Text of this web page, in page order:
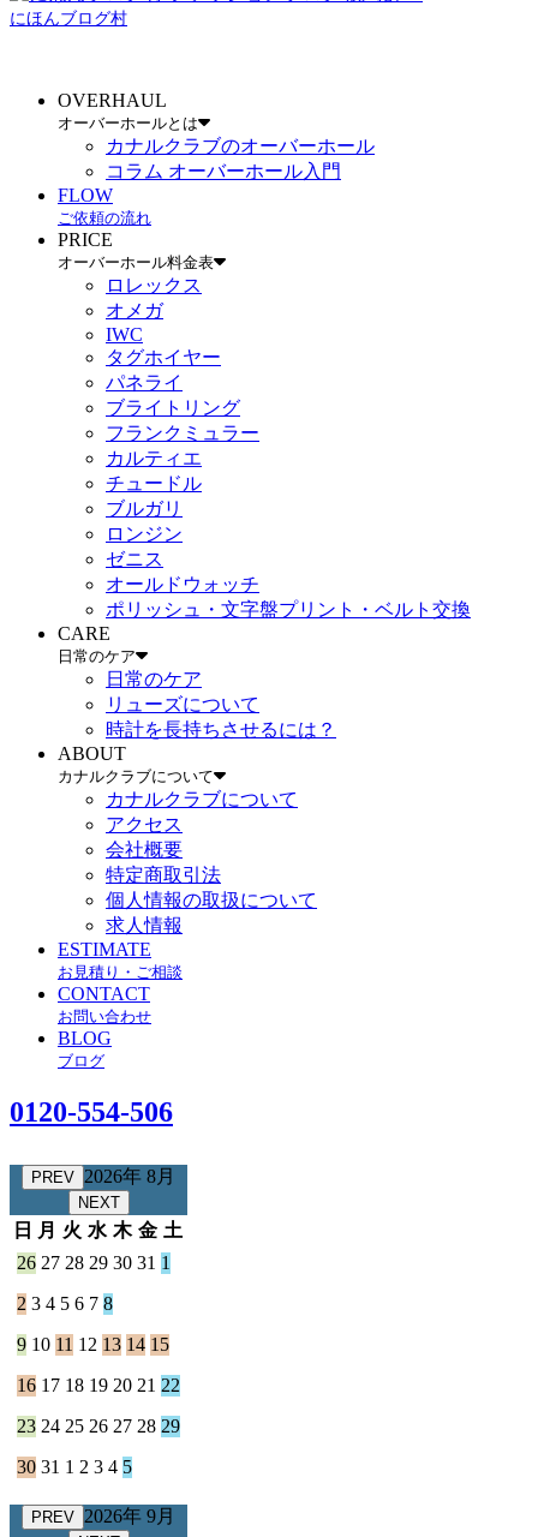
にほんブログ村
OVERHAUL
オーバーホールとは
カナルクラブのオーバーホール
コラム オーバーホール入門
FLOW
ご依頼の流れ
PRICE
オーバーホール料金表
ロレックス
オメガ
IWC
タグホイヤー
パネライ
ブライトリング
フランクミュラー
カルティエ
チュードル
ブルガリ
ロンジン
ゼニス
オールドウォッチ
ポリッシュ・文字盤プリント・ベルト交換
CARE
日常のケア
日常のケア
リューズについて
時計を長持ちさせるには？
ABOUT
カナルクラブについて
カナルクラブについて
アクセス
会社概要
特定商取引法
個人情報の取扱について
求人情報
ESTIMATE
お見積り・ご相談
CONTACT
お問い合わせ
BLOG
ブログ
0120-554-506
PREV 2026年 8月
NEXT
日 月 火 水 木 金 土
26 27 28 29 30 31 1
2 3 4 5 6 7 8
9 10 11 12 13 14 15
16 17 18 19 20 21 22
23 24 25 26 27 28 29
30 31 1 2 3 4 5
PREV 2026年 9月